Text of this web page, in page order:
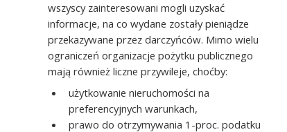
wszyscy zainteresowani mogli uzyskać
informacje, na co wydane zostały pieniądze
przekazywane przez darczyńców. Mimo wielu
ograniczeń organizacje pożytku publicznego
mają również liczne przywileje, choćby:
użytkowanie nieruchomości na
preferencyjnych warunkach,
prawo do otrzymywania 1-proc. podatku